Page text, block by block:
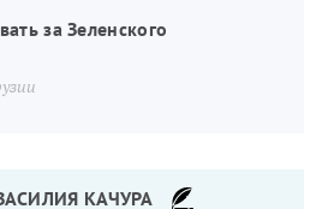
за Зеленского
КАЧУРА